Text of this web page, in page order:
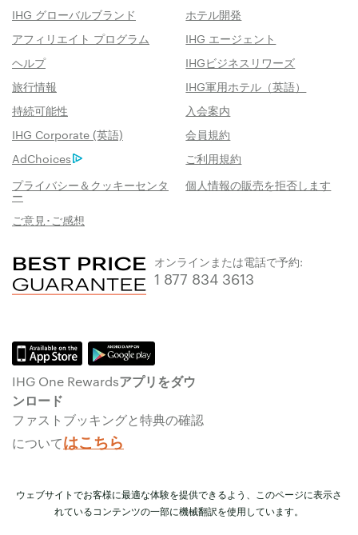
IHG グローバルブランド
ホテル開発
アフィリエイト プログラム
IHG エージェント
ヘルプ
IHGビジネスリワーズ
旅行情報
IHG軍用ホテル（英語）
持続可能性
入会案内
IHG Corporate (英語)
会員規約
AdChoices
ご利用規約
プライバシー＆クッキーセンタ
ー
個人情報の販売を拒否します
ご意見･ご感想
オンラインまたは電話で予約:
1 877 834 3613
IHG One Rewardsアプリをダウ
ンロード
ファストブッキングと特典の確認
についてはこちら
ウェブサイトでお客様に最適な体験を提供できるよう、このページに表示さ
れているコンテンツの一部に機械翻訳を使用しています。